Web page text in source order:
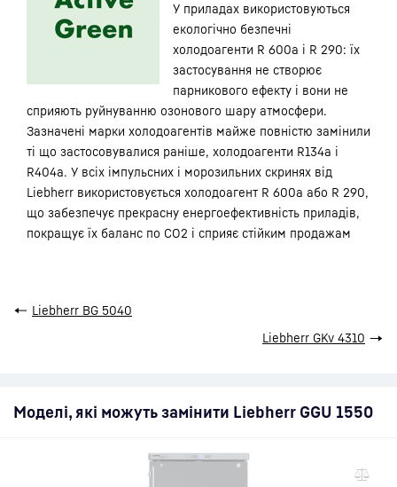
У приладах використовуються
екологічно безпечні
холодоагенти R 600a і R 290: їх
застосування не створює
парникового ефекту і вони не
сприяють руйнуванню озонового шару атмосфери.
Зазначені марки холодоагентів майже повністю замінили
ті що застосовувалися раніше, холодоагенти R134a і
R404a. У всіх імпульсних і морозильних скринях від
Liebherr використовується холодоагент R 600a або R 290,
що забезпечує прекрасну енергоефективність приладів,
покращує їх баланс по CO2 і сприяє стійким продажам
← Liebherr BG 5040
Liebherr GKv 4310 →
Моделі, які можуть замінити Liebherr GGU 1550